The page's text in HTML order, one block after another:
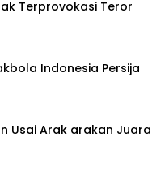
Terprovokasi Teror
Indonesia Persija
Usai Arak arakan Juara